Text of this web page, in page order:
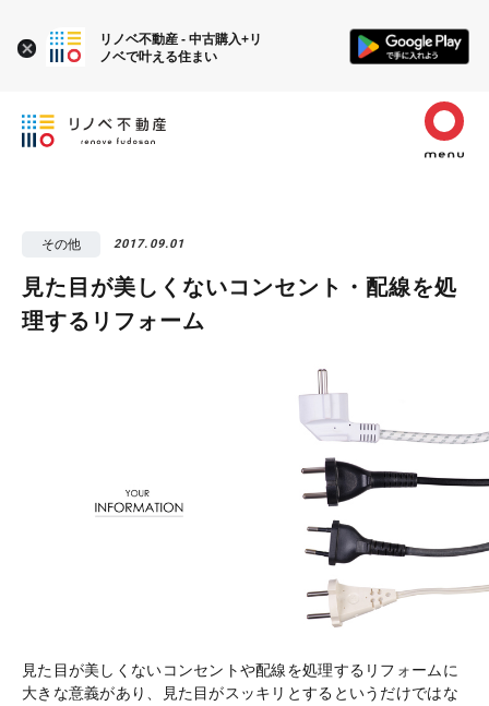
その他 2017.09.01
見た目が美しくないコンセント・配線を処
理するリフォーム
見た目が美しくないコンセントや配線を処理するリフォームに
大きな意義があり、見た目がスッキリとするというだけではな
リノベ不動産 - 中古購入+リ
ノベで叶える住まい